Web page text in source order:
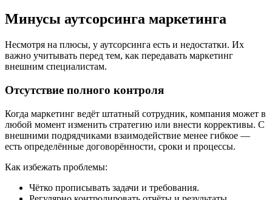
Минусы аутсорсинга маркетинга
Несмотря на плюсы, у аутсорсинга есть и недостатки. Их
важно учитывать перед тем, как передавать маркетинг
внешним специалистам.
Отсутствие полного контроля
Когда маркетинг ведёт штатный сотрудник, компания может в
любой момент изменить стратегию или внести коррективы. С
внешними подрядчиками взаимодействие менее гибкое —
есть определённые договорённости, сроки и процессы.
Как избежать проблемы:
Чётко прописывать задачи и требования.